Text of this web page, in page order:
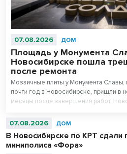
07.08.2026 ДОМ
Площадь у Монумента
Новосибирске пошла
после ремонта
Мозаичные плиты у Монумента Славы,
почти год в Новосибирске, пришли в
месяцы после завершения работ.
07.08.2026 ДОМ
В Новосибирске по КРТ сдали
миниполиса «Фора»